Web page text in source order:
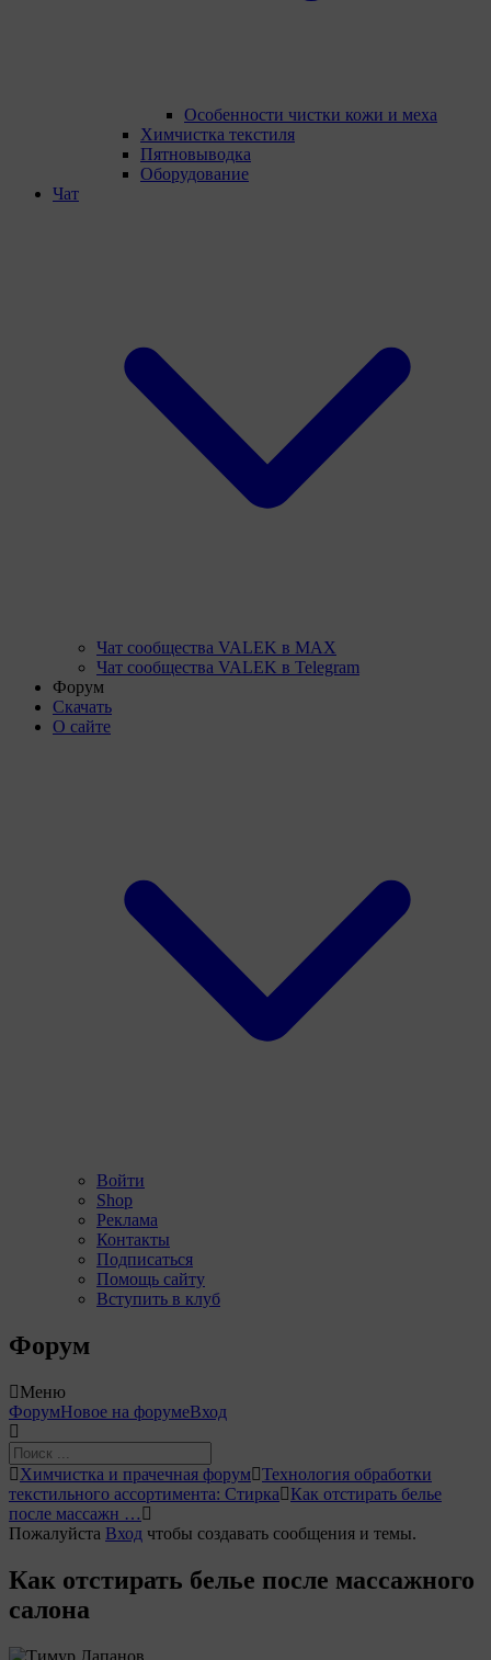
Особенности чистки кожи и меха
Химчистка текстиля
Пятновыводка
Оборудование
Чат
Чат сообщества VALEK в MAX
Чат сообщества VALEK в Telegram
Форум
Скачать
О сайте
Войти
Shop
Реклама
Контакты
Подписаться
Помощь сайту
Вступить в клуб
Форум
Меню
Навигация
Форума
ФорумНовое на форумеВход
Форум
breadcrumbs
-
Вы
Химчистка и прачечная форум Технология обработки
текстильного ассортимента: Стирка
Как отстирать белье
после массажн …
Пожалуйста Вход чтобы создавать сообщения и темы.
Как отстирать белье после массажного
салона